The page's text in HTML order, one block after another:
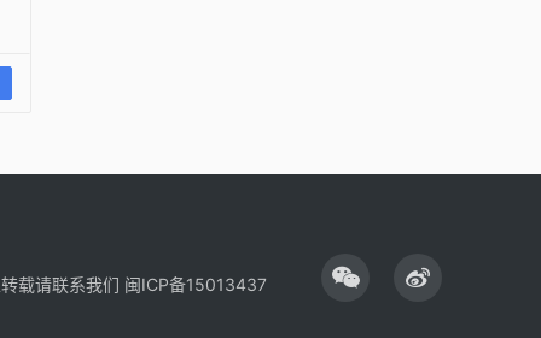
载请联系我们 闽ICP备15013437